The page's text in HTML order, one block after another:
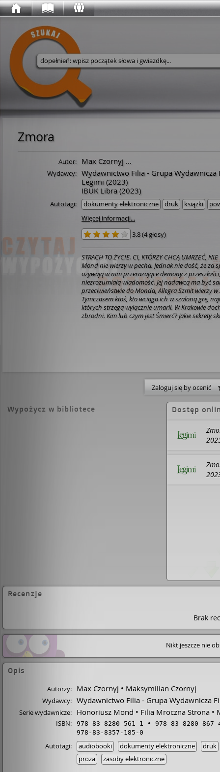
Wyszukaj w serwisie
Zmora
Autor: Max Czornyj ...
Wydawcy: Wydawnictwo Filia - Grupa Wydawnicza
Legimi (2023)
IBUK Libra (2023)
Autotagi: dokumenty elektroniczne druk książki
Więcej informacji...
3.8(4 głosy)
STRACH TO ŻYCIE. CI, KTÓRZY CHCĄ UMRZEĆ, NIE
Mond nie wierzy w pecha. Jednak nie dość, że za
ożywają w nim przerażające demony z
niezrozumiałą wiadomość. Jej nadawcą ma być
przeciwieństwie do Monda, Allegra Szmit wierzy
Tymczasem ktoś, kto wciąga ich w szaloną grę,
których strzegą wyłącznie umarli. W Krakowie
zbrodni. Kim lub czym jest Śmierć? Jakie sekrety
Zaloguj się by ocenić
Wypożycz w bibliotece Dostęp
Recenzje
Brak
Nikt jeszcze nie
Opis
Autorzy: Max Czornyj Maksymilian Czornyj
Wydawcy: Wydawnictwo Filia - Grupa Wydawnicza
Serie wydawnicze: Honoriusz Mond Filia Mroczna Strona
ISBN: 978-83-8280-561-1
978-83-8280-867-
978-83-8357-185-0
Autotagi: audiobooki dokumenty elektroniczne
druk
proza
zasoby elektroniczne